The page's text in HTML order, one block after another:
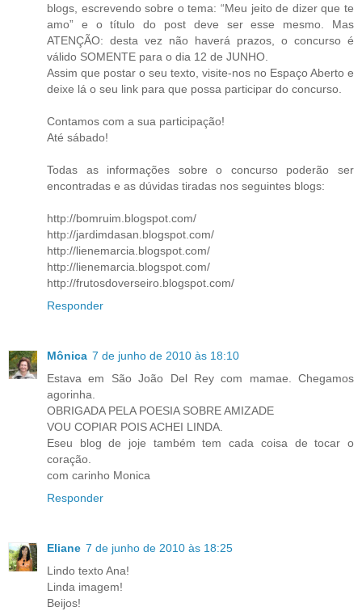
blogs, escrevendo sobre o tema: “Meu jeito de dizer que te
amo” e o título do post deve ser esse mesmo. Mas
ATENÇÃO: desta vez não haverá prazos, o concurso é
válido SOMENTE para o dia 12 de JUNHO.
Assim que postar o seu texto, visite-nos no Espaço Aberto e
deixe lá o seu link para que possa participar do concurso.
Contamos com a sua participação!
Até sábado!
Todas as informações sobre o concurso poderão ser
encontradas e as dúvidas tiradas nos seguintes blogs:
http://bomruim.blogspot.com/
http://jardimdasan.blogspot.com/
http://lienemarcia.blogspot.com/
http://lienemarcia.blogspot.com/
http://frutosdoverseiro.blogspot.com/
Responder
Mônica 7 de junho de 2010 às 18:10
Estava em São João Del Rey com mamae. Chegamos
agorinha.
OBRIGADA PELA POESIA SOBRE AMIZADE
VOU COPIAR POIS ACHEI LINDA.
Eseu blog de joje também tem cada coisa de tocar o
coração.
com carinho Monica
Responder
Eliane 7 de junho de 2010 às 18:25
Lindo texto Ana!
Linda imagem!
Beijos!